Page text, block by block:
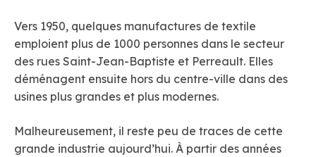
Vers 1950, quelques manufactures de textile
emploient plus de 1000 personnes dans le secteur
des rues Saint-Jean-Baptiste et Perreault. Elles
déménagent ensuite hors du centre-ville dans des
usines plus grandes et plus modernes.
Malheureusement, il reste peu de traces de cette
grande industrie aujourd’hui. À partir des années